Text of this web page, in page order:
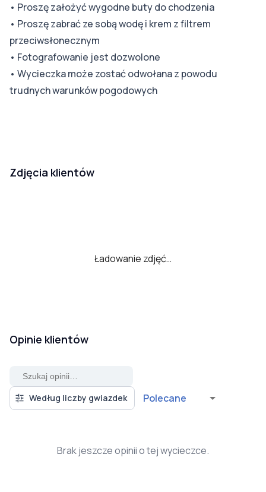
• Proszę założyć wygodne buty do chodzenia
• Proszę zabrać ze sobą wodę i krem z filtrem
przeciwsłonecznym
• Fotografowanie jest dozwolone
• Wycieczka może zostać odwołana z powodu
trudnych warunków pogodowych
Zdjęcia klientów
Ładowanie zdjęć…
Opinie klientów
Według liczby gwiazdek Polecane
Brak jeszcze opinii o tej wycieczce.